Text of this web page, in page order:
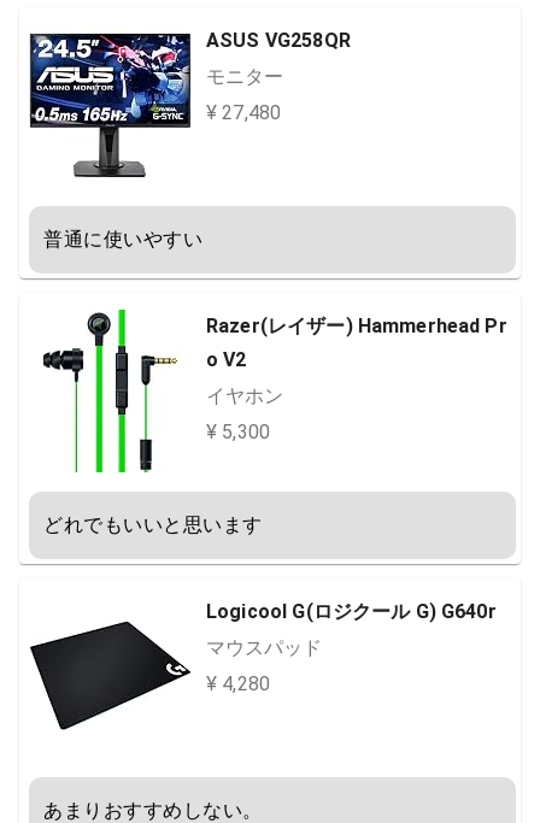
ASUS VG258QR
モニター
¥ 27,480
普通に使いやすい
Razer(レイザー) Hammerhead Pr
o V2
イヤホン
¥ 5,300
どれでもいいと思います
Logicool G(ロジクール G) G640r
マウスパッド
¥ 4,280
あまりおすすめしない。